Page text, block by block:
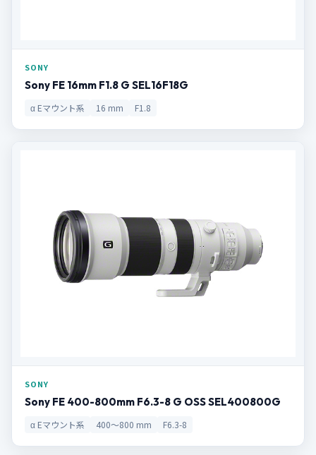
SONY
Sony FE 16mm F1.8 G SEL16F18G
α Eマウント系 16 mm F1.8
SONY
Sony FE 400-800mm F6.3-8 G OSS SEL400800G
α Eマウント系 400～800 mm F6.3-8